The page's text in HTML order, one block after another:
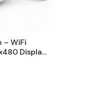
– WiFi
Display